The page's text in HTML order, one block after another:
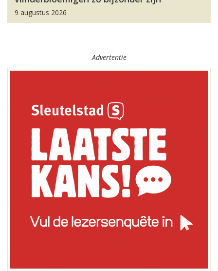
9 augustus 2026
Advertentie